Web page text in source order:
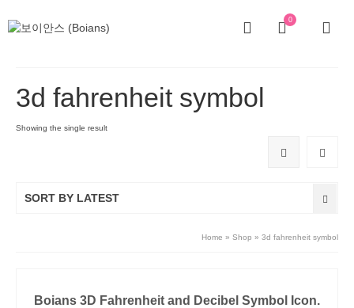
0
3d fahrenheit symbol
Showing the single result
SORT BY LATEST
Home » Shop » 3d fahrenheit symbol
Boians 3D Fahrenheit and Decibel Symbol Icon.